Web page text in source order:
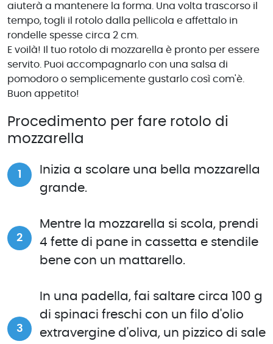
aiuterà a mantenere la forma. Una volta trascorso il
tempo, togli il rotolo dalla pellicola e affettalo in
rondelle spesse circa 2 cm.
E voilà! Il tuo rotolo di mozzarella è pronto per essere
servito. Puoi accompagnarlo con una salsa di
pomodoro o semplicemente gustarlo così com'è.
Buon appetito!
Procedimento per fare rotolo di
mozzarella
Inizia a scolare una bella mozzarella
grande.
Mentre la mozzarella si scola, prendi
4 fette di pane in cassetta e stendile
bene con un mattarello.
In una padella, fai saltare circa 100 g
di spinaci freschi con un filo d'olio
extravergine d'oliva, un pizzico di sale